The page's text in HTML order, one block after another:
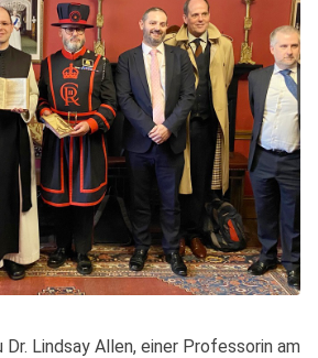
Dr. Lindsay Allen, einer Professorin am